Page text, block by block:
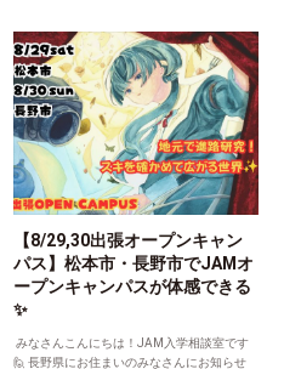
【8/29,30出張オープンキャン
パス】松本市・長野市でJAMオ
ープンキャンパスが体感できる
✨
みなさんこんにちは！JAM入学相談室です
🙋 長野県にお住まいのみなさんにお知らせ